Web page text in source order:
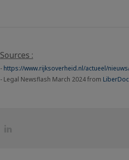
Sources :
- https://www.rijksoverheid.nl/actueel/
- Legal Newsflash March 2024 from
Partager